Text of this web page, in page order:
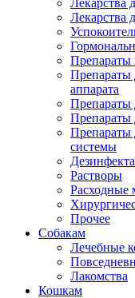
Лекарства
Лекарства
Препараты
Препараты
аппарата
Препараты
Препараты
Препараты
системы
Растворы
Расходные
Прочее
Собакам
Лечебные
Лакомства
Кошкам